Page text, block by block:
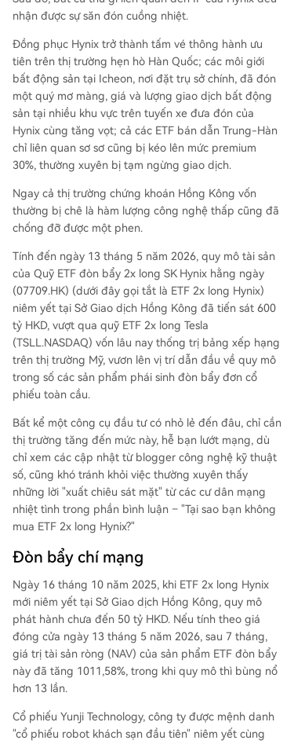
AI có thể quyết định lợi nhuận cuối cùng, nhưng
con đường đi đến đó sẽ chịu ảnh hưởng nặng
nhận được sự săn đón cuồng nhiệt.
Đồng phục Hynix trở thành tấm vé thông hành ưu
tiên trên thị trường hẹn hò Hàn Quốc; các môi giới
bất động sản tại Icheon, nơi đặt trụ sở chính, đã đón
một quý mơ màng, giá và lượng giao dịch bất động
sản tại nhiều khu vực trên tuyến xe đưa đón của
Hynix cùng tăng vọt; cả các ETF bán dẫn Trung-Hàn
chỉ liên quan sơ sơ cũng bị kéo lên mức premium
30%, thường xuyên bị tạm ngừng giao dịch.
Ngay cả thị trường chứng khoán Hồng Kông vốn
thường bị chê là hàm lượng công nghệ thấp cũng đã
chống đỡ được một phen.
Tính đến ngày 13 tháng 5 năm 2026, quy mô tài sản
của Quỹ ETF đòn bẩy 2x long SK Hynix hằng ngày
(07709.HK) (dưới đây gọi tắt là ETF 2x long Hynix)
niêm yết tại Sở Giao dịch Hồng Kông đã tiến sát 600
tỷ HKD, vượt qua quỹ ETF 2x long Tesla
(TSLL.NASDAQ) vốn lâu nay thống trị bảng xếp hạng
trên thị trường Mỹ, vươn lên vị trí dẫn đầu về quy mô
trong số các sản phẩm phái sinh đòn bẩy đơn cổ
phiếu toàn cầu.
Bất kể một công cụ đầu tư có nhỏ lẻ đến đâu, chỉ cần
thị trường tăng đến mức này, hễ bạn lướt mạng, dù
chỉ xem các cập nhật từ blogger công nghệ kỹ thuật
số, cũng khó tránh khỏi việc thường xuyên thấy
những lời "xuất chiêu sát mặt" từ các cư dân mạng
nhiệt tình trong phần bình luận – "Tại sao bạn không
mua ETF 2x long Hynix?"
Đòn bẩy chí mạng
Ngày 16 tháng 10 năm 2025, khi ETF 2x long Hynix
mới niêm yết tại Sở Giao dịch Hồng Kông, quy mô
phát hành chưa đến 50 tỷ HKD. Nếu tính theo giá
đóng cửa ngày 13 tháng 5 năm 2026, sau 7 tháng,
giá trị tài sản ròng (NAV) của sản phẩm ETF đòn bẩy
này đã tăng 1011,58%, trong khi quy mô thì bùng nổ
hơn 13 lần.
Cổ phiếu Yunji Technology, công ty được mệnh danh
"cổ phiếu robot khách sạn đầu tiên" niêm yết cùng